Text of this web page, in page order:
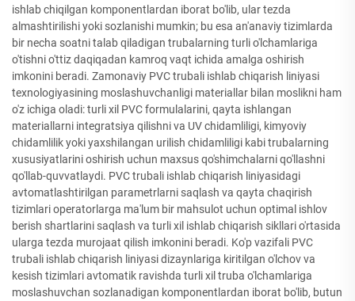
ishlab chiqilgan komponentlardan iborat bo'lib, ular tezda
almashtirilishi yoki sozlanishi mumkin; bu esa an'anaviy tizimlarda
bir necha soatni talab qiladigan trubalarning turli o'lchamlariga
o'tishni o'ttiz daqiqadan kamroq vaqt ichida amalga oshirish
imkonini beradi. Zamonaviy PVC trubali ishlab chiqarish liniyasi
texnologiyasining moslashuvchanligi materiallar bilan moslikni ham
o'z ichiga oladi: turli xil PVC formulalarini, qayta ishlangan
materiallarni integratsiya qilishni va UV chidamliligi, kimyoviy
chidamlilik yoki yaxshilangan urilish chidamliligi kabi trubalarning
xususiyatlarini oshirish uchun maxsus qo'shimchalarni qo'llashni
qo'llab-quvvatlaydi. PVC trubali ishlab chiqarish liniyasidagi
avtomatlashtirilgan parametrlarni saqlash va qayta chaqirish
tizimlari operatorlarga ma'lum bir mahsulot uchun optimal ishlov
berish shartlarini saqlash va turli xil ishlab chiqarish sikllari o'rtasida
ularga tezda murojaat qilish imkonini beradi. Ko'p vazifali PVC
trubali ishlab chiqarish liniyasi dizaynlariga kiritilgan o'lchov va
kesish tizimlari avtomatik ravishda turli xil truba o'lchamlariga
moslashuvchan sozlanadigan komponentlardan iborat bo'lib, butun